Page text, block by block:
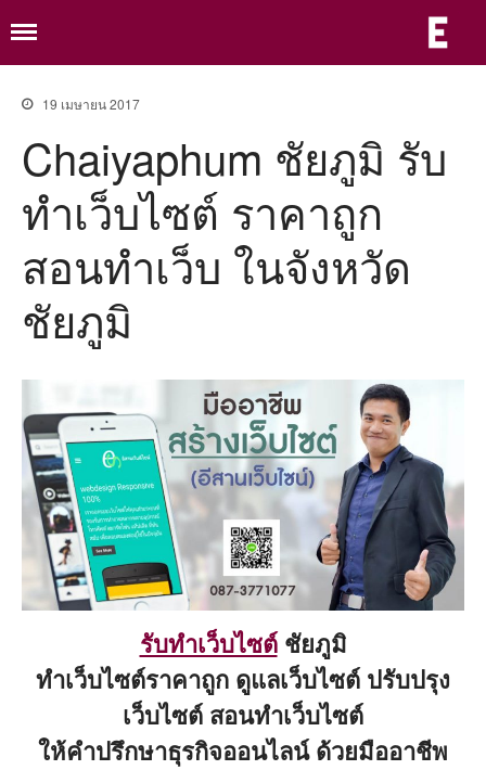
เกี่ยวกับ
แพ็กเก็จเว็บองค์กร
e-Saraban ระบบจัดการเอกสาร
อิเล็กทรอนิกส์
ขั้นตอนรับบริการ
ความรู้
ติดต่อ
คู่มือ
คู่มือเว็บไซต์ อบต./เทศบาล
จัดการข้อมูล ITA 2568/2025
สำหรับเว็บไซต์เทศบาล องค์การ
เ
19 เมษายน 2017
Chaiyaphum ชัยภูมิ รับ
ทำเว็บไซต์ ราคาถูก
สอนทำเว็บ ในจังหวัด
ชัยภูมิ
รับทำเว็บไซต์ชัยภูมิ
ทำเว็บไซต์ราคาถูก ดูแลเว็บไซต์ ปรับปรุง
เว็บไซต์ สอนทำเว็บไซต์
ให้คำปรึกษาธุรกิจออนไลน์ ด้วยมืออาชีพ